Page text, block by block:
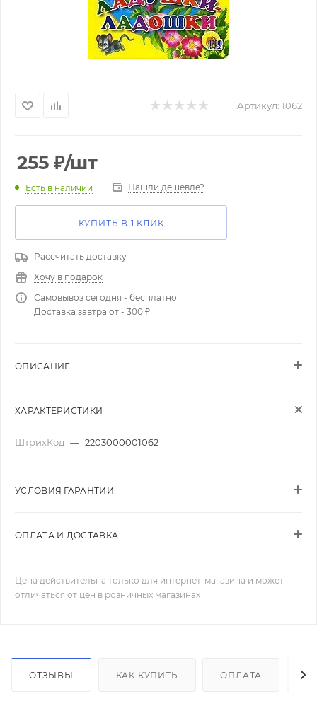
Артикул: 1062
255 ₽/шт
Есть в наличии Нашли дешевле?
КУПИТЬ В 1 КЛИК
Рассчитать доставку
Хочу в подарок
Самовывоз сегодня - бесплатно
Доставка завтра от - 300 ₽
ОПИСАНИЕ
ХАРАКТЕРИСТИКИ
ШтрихКод — 2203000001062
УСЛОВИЯ ГАРАНТИИ
ОПЛАТА И ДОСТАВКА
Цена действительна только для интернет-магазина и может
отличаться от цен в розничных магазинах
ОТЗЫВЫ КАК КУПИТЬ ОПЛАТА